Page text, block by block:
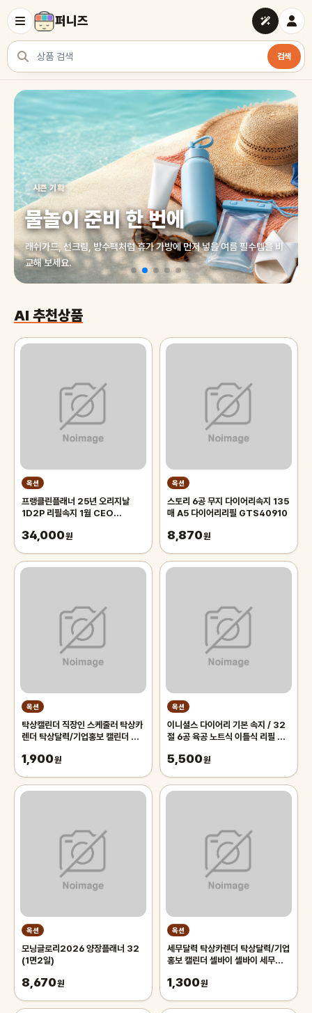
퍼니즈
상품 검색
검색
여러 쇼핑몰 상품을 한곳에서 찾아보세요
시즌 기획
물놀이 준비 한 번에
래쉬가드, 선크림, 방수팩처럼 휴가 가방에 먼저 넣을 여름 필수템을 비
교해 보세요.
AI 추천상품
옥션
프랭클린플래너 25년 오리지날
1D2P 리필속지 1월 CEO
34,000원
옥션
스토리 6공 무지 다이어리속지 135
매 A5 다이어리리필 GTS40910
8,870원
옥션
탁상캘린더 직장인 스케줄러 탁상카
렌더 탁상달력/기업홍보 캘린더 셀
1,900원
옥션
이니셜스 다이어리 기본 속지 / 32
절 6공 육공 노트식 이틀식 리필 내
5,500원
옥션
모닝글로리2026 양장플래너 32
(1면2일)
8,670원
옥션
세무달력 탁상카렌더 탁상달력/기업
홍보 캘린더 셀바이 셀바이 세무달력
더
1,300원